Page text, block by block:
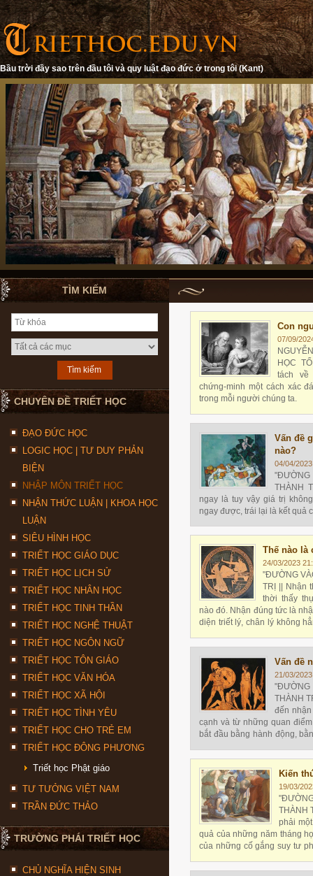
Bầu trời đầy sao trên đầu tôi và quy luật đạo đức ở trong tôi (Kant)
TÌM KIẾM
CHUYÊN ĐỀ TRIẾT HỌC
ĐẠO ĐỨC HỌC
LOGIC HỌC | TƯ DUY PHẢN
BIỆN
NHẬP MÔN TRIẾT HỌC
NHẬN THỨC LUẬN | KHOA HỌC
LUẬN
SIÊU HÌNH HỌC
TRIẾT HỌC GIÁO DỤC
TRIẾT HỌC LỊCH SỬ
TRIẾT HỌC NHÂN HỌC
TRIẾT HỌC TINH THẦN
TRIẾT HỌC NGHỆ THUẬT
TRIẾT HỌC NGÔN NGỮ
TRIẾT HỌC TÔN GIÁO
TRIẾT HỌC VĂN HÓA
TRIẾT HỌC XÃ HỘI
TRIẾT HỌC TÌNH YÊU
TRIẾT HỌC CHO TRẺ EM
TRIẾT HỌC ĐÔNG PHƯƠNG
Triết học Phật giáo
TƯ TƯỞNG VIỆT NAM
TRẦN ĐỨC THẢO
TRƯỜNG PHÁI TRIẾT HỌC
CHỦ NGHĨA HIỆN SINH
Con
07/09/
HỌC
tách
chứng-minh một cách xác
trong mỗi người chúng ta.
Vấn đề
nào?
04/04/
THÀNH
ngay là tuy vậy giá trị
ngay được, trái lại là kết quả
mấy người cỏ được ý niệm
Thế nào là
24/03/2023
"ĐƯỜNG
TRỊ || Nhận
thời thấy
nào đó. Nhận đúng tức là
diện triết lý, chân lý không
Vấn đề
21/03/
THÀNH
đến
cạnh và từ những quan
bắt đầu bằng hành động,
thức
Kiến
19/03/
THÀNH
phải
quả của những năm tháng
của những cố gắng suy tư